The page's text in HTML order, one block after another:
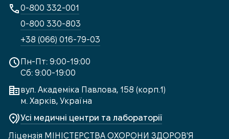
Пн-Пт: 9:00-19:00
Сб: 9:00-19:00
вул. Академіка Павлова, 158 (корп.1)
м. Харків, Україна
Усі медичні центри та лабораторії
Ліцензія МІНІСТЕРСТВА ОХОРОНИ ЗДОРОВ'Я
0-800 332-001
0-800 330-803
+38 (066) 016-79-03